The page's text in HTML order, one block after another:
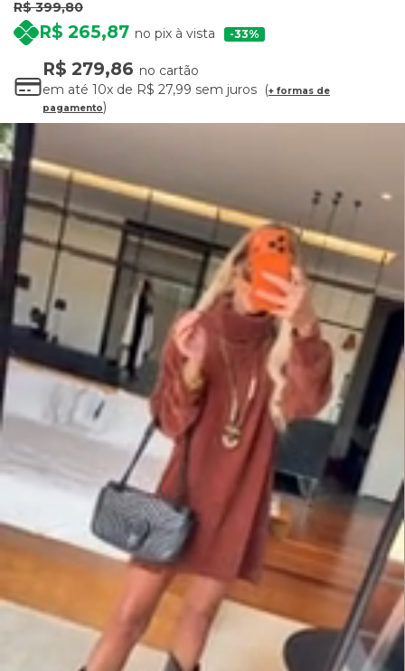
R$ 399,80
R$ 265,87 no pix à vista 33%
R$ 279,86 no cartão
em até 10x de R$ 27,99 sem juros
+ formas de
pagamento